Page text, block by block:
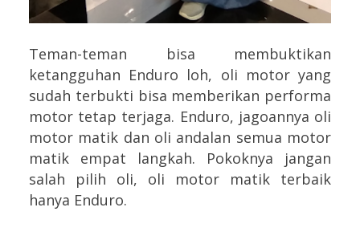
Teman-teman bisa membuktikan
ketangguhan Enduro loh, oli motor yang
sudah terbukti bisa memberikan performa
motor tetap terjaga. Enduro, jagoannya oli
motor matik dan oli andalan semua motor
matik empat langkah. Pokoknya jangan
salah pilih oli, oli motor matik terbaik
hanya Enduro.